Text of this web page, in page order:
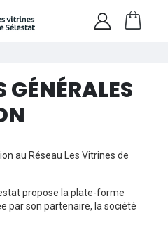
au Réseau Les Vitrines de
propose la plate-forme
par son partenaire, la société